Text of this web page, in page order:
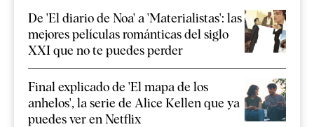
De 'El diario de Noa' a 'Materialistas': las
mejores películas románticas del siglo
XXI que no te puedes perder
Final explicado de 'El mapa de los
anhelos', la serie de Alice Kellen que ya
puedes ver en Netflix